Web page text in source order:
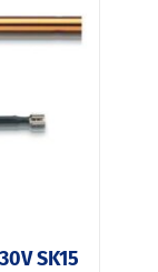
SK15